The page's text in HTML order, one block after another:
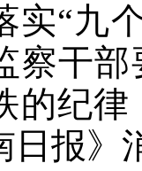
实“九
察干部
的纪
日报》